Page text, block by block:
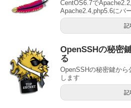
CentOS6.7で
Apache2.4,php5.6にバ
記
OpenSSHの秘密
る
OpenSSHの秘密鍵か
します
記